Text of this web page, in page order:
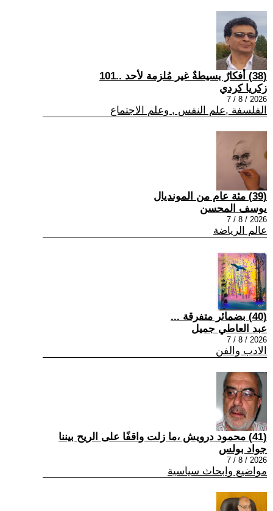
(38) أفكارٌ بسيطةٌ غير مُلزمة لأحد ..101
زكريا كردي
2026 / 8 / 7
الفلسفة ,علم النفس , وعلم الاجتماع
(39) مئة عام من المونديال
يوسف المحسن
2026 / 8 / 7
عالم الرياضة
(40) بضمائر متفرقة ...
عبد العاطي جميل
2026 / 8 / 7
الادب والفن
(41) محمود درويش ،ما زلت واقفًا على الريح بيننا
جواد بولس
2026 / 8 / 7
مواضيع وابحاث سياسية